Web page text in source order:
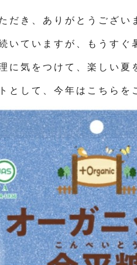
だき、ありがとうござい
いていますが、もうすぐ
に気をつけて、楽しい夏
として、今年はこちらを